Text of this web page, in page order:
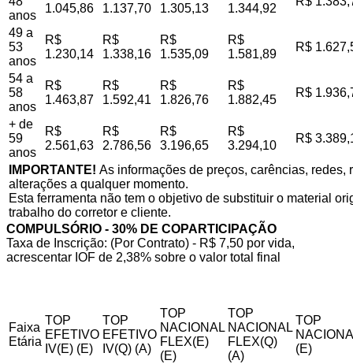
anos
1.045,86
1.137,70
1.305,13
1.344,92
49 a
53
anos
R$
1.230,14
R$
1.338,16
R$
1.535,09
R$
1.581,89
R$
54 a
58
anos
R$
1.463,87
R$
1.592,41
R$
1.826,76
R$
1.882,45
R$
+ de
59
anos
R$
2.561,63
R$
2.786,56
R$
3.196,65
R$
3.294,10
R$
IMPORTANTE! As informações de preços, carências,
alterações a qualquer momento.
Esta ferramenta não tem o objetivo de substituir o material
trabalho do corretor e cliente.
COMPULSÓRIO - 30% DE COPARTICIPAÇÃO
Taxa de Inscrição: (Por Contrato) - R$ 7,50 por vida,
acrescentar IOF de 2,38% sobre o valor total final
Faixa
Etária
TOP
EFETIVO
IV(E) (E)
TOP
EFETIVO
IV(Q) (A)
TOP
NACIONAL
FLEX(E)
(E)
TOP
NACIONAL
FLEX(Q)
(A)
TOP
(E)